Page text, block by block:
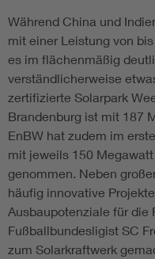
Während China und
mit einer Leistung von
es im flächenmäßig
verständlicherweise
zertifizierte Solarpark
Brandenburg ist mit 187
EnBW hat zudem im
mit jeweils 150
genommen. Neben
häufig innovative
Ausbaupotenziale für die
Fußballbundesligist SC
zum Solarkraftwerk